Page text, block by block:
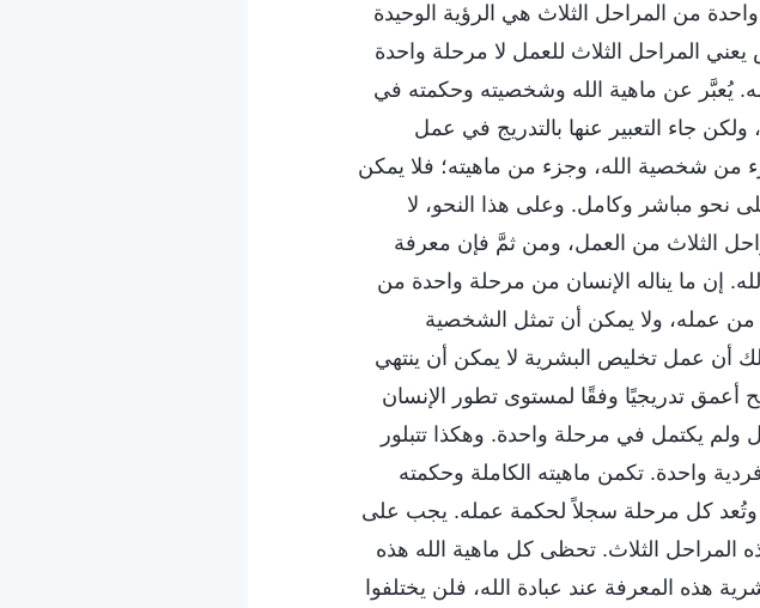
من المراحل الثلاث هي الرؤية الوحيدة
المراحل الثلاث للعمل لا مرحلة واحدة
يُعبَّر عن ماهية الله وشخصيته وحكمته في
جاء التعبير عنها بالتدريج في عمل
شخصية الله، وجزء من ماهيته؛ فلا يمكن
نحو مباشر وكامل. وعلى هذا النحو، لا
الثلاث من العمل، ومن ثمَّ فإن معرفة
إن ما يناله الإنسان من مرحلة واحدة من
من عمله، ولا يمكن أن تمثل الشخصية
ذلك أن عمل تخليص البشرية لا يمكن أن ينتهي
أعمق تدريجيًا وفقًا لمستوى تطور الإنسان
يكتمل في مرحلة واحدة. وهكذا تتبلور
واحدة. تكمن ماهيته الكاملة وحكمته
وتُعد كل مرحلة سجلاً لحكمة عمله. يجب على
المراحل الثلاث. تحظى كل ماهية الله هذه
هذه المعرفة عند عبادة الله، فلن يختلفوا